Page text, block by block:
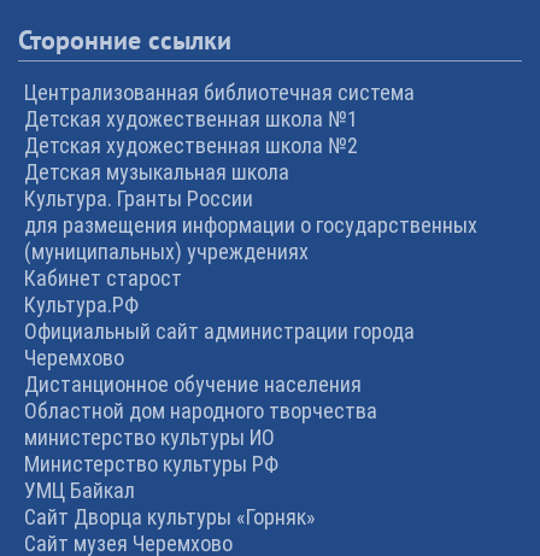
Сторонние ссылки
Централизованная библиотечная система
Детская художественная школа №1
Детская художественная школа №2
Детская музыкальная школа
Культура. Гранты России
для размещения информации о государственных
(муниципальных) учреждениях
Кабинет старост
Культура.РФ
Официальный сайт администрации города
Черемхово
Дистанционное обучение населения
Областной дом народного творчества
министерство культуры ИО
Министерство культуры РФ
УМЦ Байкал
Сайт Дворца культуры «Горняк»
Сайт музея Черемхово